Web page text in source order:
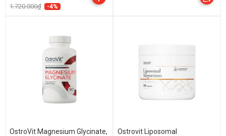
1.720.000₫ -4%
OstroVit Magnesium Glycinate,
Ostrovit Liposomal